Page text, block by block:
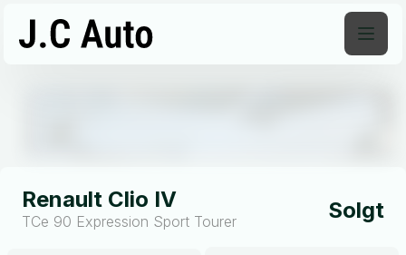
Renault Clio IV
TCe 90 Expression Sport Tourer Solgt